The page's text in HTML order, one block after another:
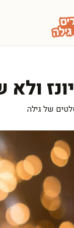
של גילה